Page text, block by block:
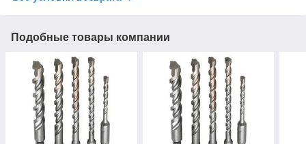
Подобные товары компании